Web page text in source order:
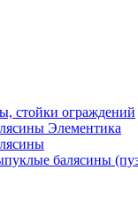
стойки ограждений
Элементика
балясины